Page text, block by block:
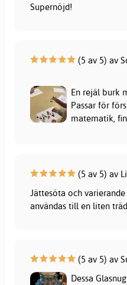
Supernöjd!
(5 av 5) av
En rejäl burk
Passar för
matematik,
(5 av 5) av
Jättesöta och
användas till en liten
(5 av 5) av
Dessa